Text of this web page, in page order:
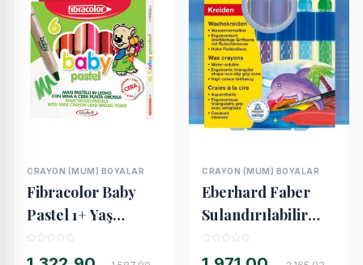
CRAYON (MUM) BOYALAR
Fibracolor Baby
Pastel 1+ Yaş
Bebekler İçin Kalın
Pastel Kalem 6
CRAYON (MUM) BOYALAR
Eberhard Faber
Sulandırılabilir
Mumlu Pastel Boya
10 Renk